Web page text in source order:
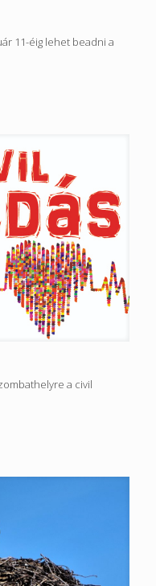
11-éig lehet beadni a
a civil